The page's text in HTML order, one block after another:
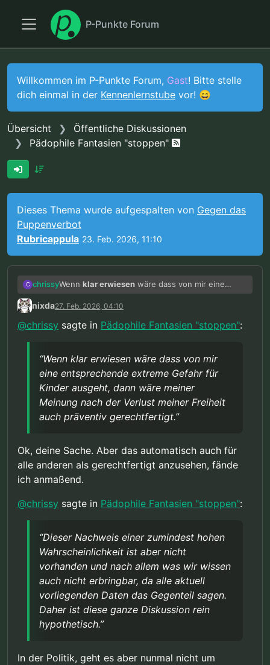
P-Punkte Forum
Willkommen im P-Punkte Forum, Gast! Bitte stelle
dich einmal in der Kennenlernstube vor! 😄
Übersicht
Öffentliche Diskussionen
Pädophile Fantasien "stoppen"
Dieses Thema wurde aufgespalten von Gegen das
Puppenverbot
Rubricappula 23. Feb. 2026, 11:10
C chrissyWenn klar erwiesen wäre dass von mir eine
entsprechende extreme Gefahr für Kinder
ausgeht, dann wäre meiner Meinung nach der
gerechtfertigt. Aber diese extremste Maßnahme
erwarten ist.
Bei lediglich hoher Wahrscheinlichkeit wären
mildere Mittel wie verpflichtende psychologische
Präventionsmaßnahmen oder die oben erwähnte
“Gedankenkorrektur”, was auch immer das sein
mag, eventuell gerechtfertigt. Dazu müssten
Dieser Nachweis einer zumindest hohen
nach allem was wir wissen auch nicht erbringbar,
sagen.
Daher ist diese ganze Diskussion rein
hypothetisch.
nixda27. Feb. 2026, 04:10
@chrissy sagte in Pädophile Fantasien "stoppen":
“Wenn klar erwiesen wäre dass von mir
eine entsprechende extreme Gefahr für
Kinder ausgeht, dann wäre meiner
Meinung nach der Verlust meiner Freiheit
auch präventiv gerechtfertigt.”
Ok, deine Sache. Aber das automatisch auch für
alle anderen als gerechtfertigt anzusehen, fände
ich anmaßend.
@chrissy sagte in Pädophile Fantasien "stoppen":
“Dieser Nachweis einer zumindest hohen
Wahrscheinlichkeit ist aber nicht
vorhanden und nach allem was wir wissen
auch nicht erbringbar, da alle aktuell
vorliegenden Daten das Gegenteil sagen.
Daher ist diese ganze Diskussion rein
hypothetisch.”
In der Politik, geht es aber nunmal nicht um